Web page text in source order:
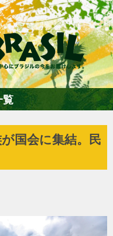
ント
覧
国会に集結。民